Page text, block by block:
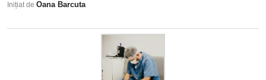
se sancționeze spitalele care nu respectă
comunicare decentă față de copii și părinți. 📣 Hai
să nu mai fim tăcuți. Semnează și distribuie
Sănătatea nu e un privilegiu. E un drept. Iar copiii
Inițiat de Oana Barcuta